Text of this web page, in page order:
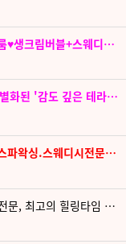
강남 신논현 1인샵 [이루다살롱] ♥단독주택 개인룸♥생크림버블+스웨디시&릴렉싱케어&왁싱♥정성 가득 힐링♥
성남 위례 [네오테라피] 💛리뉴얼 오픈💛 ⭐⭐⭐차별화된 '감도 깊은 테라피' 약속드립니다⭐⭐⭐
남양주 평내동 [엠제트테라피] 스웨디시&스파★스파왁싱.스웨디시전문★남양주 최고의 BEST 스파와 스웨디시의 만남
강남 선릉 1인샵 [자스민] 왁싱 & 마사지 테라피 전문, 최고의 힐링타임 제공